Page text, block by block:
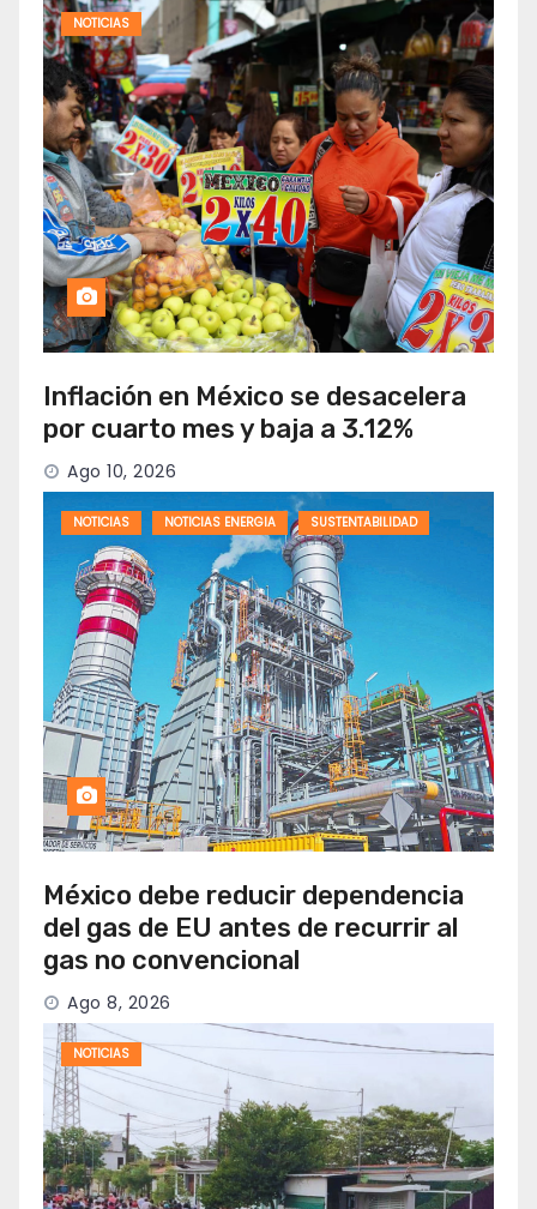
NOTICIAS
Inflación en México se desacelera
por cuarto mes y baja a 3.12%
Ago 10, 2026
NOTICIAS NOTICIAS ENERGIA SUSTENTABILIDAD
México debe reducir dependencia
del gas de EU antes de recurrir al
gas no convencional
Ago 8, 2026
NOTICIAS